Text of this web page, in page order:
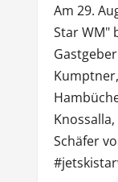
Am 29.
Star WM"
Kumptner
Knossalla,
Schäfer